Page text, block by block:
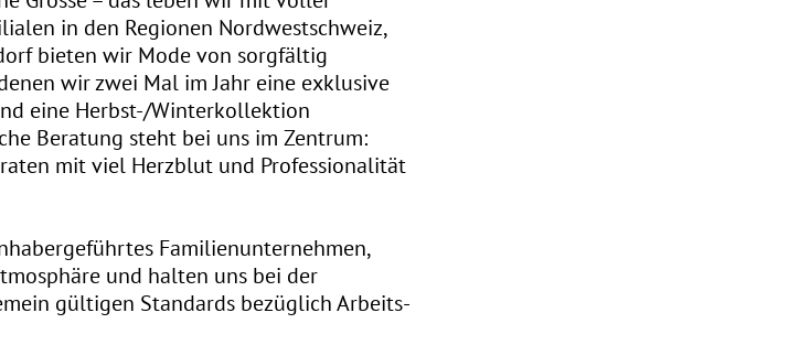
in den Regionen Nordwestschweiz,
bieten wir Mode von sorgfältig
wir zwei Mal im Jahr eine exklusive
eine Herbst-/Winterkollektion
Beratung steht bei uns im Zentrum:
mit viel Herzblut und Professionalität
Familienunternehmen,
und halten uns bei der
gültigen Standards bezüglich Arbeits-